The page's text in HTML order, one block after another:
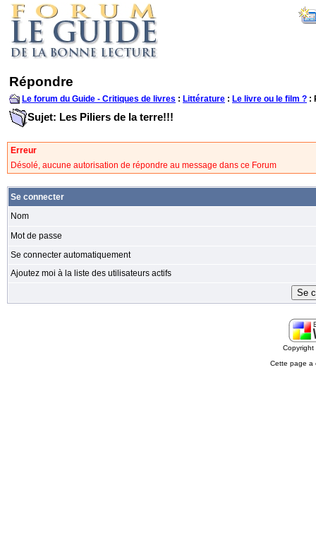
Répondre
Le forum du Guide - Critiques de livres : Littérature : Le livre ou le film ? :
Sujet: Les Piliers de la terre!!!
Erreur
Désolé, aucune autorisation de répondre au message dans ce Forum
Se connecter
Nom
Mot de passe
Se connecter automatiquement
Ajoutez moi à la liste des utilisateurs actifs
Cette page a